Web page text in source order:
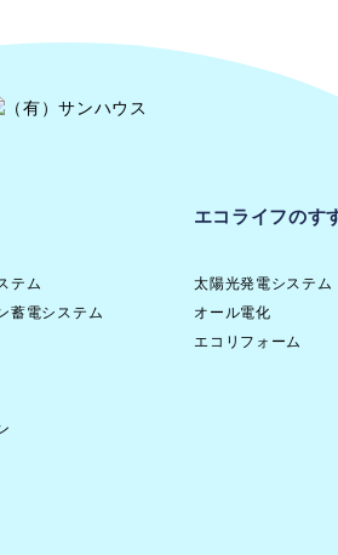
テム
蓄電システム
エコライフのす
太陽光発電システム
オール電化
エコリフォーム